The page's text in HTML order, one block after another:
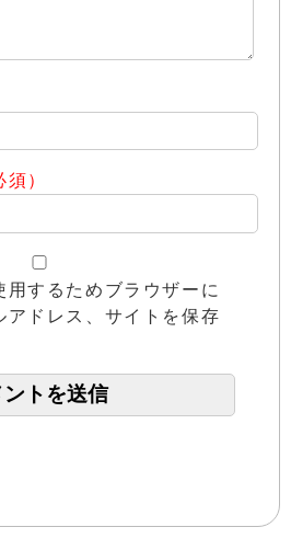
須）
用するためブラウザーに
アドレス、サイトを保存